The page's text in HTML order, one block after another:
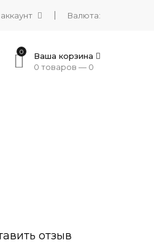
Валюта:
0
Ваша корзина
0 товаров — 0
отзыв